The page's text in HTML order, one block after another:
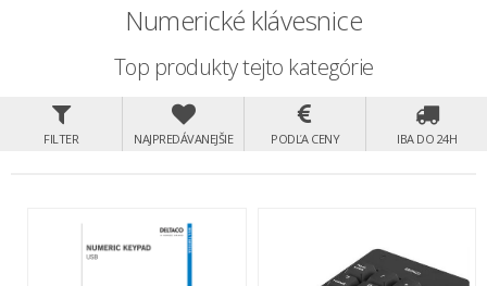
Numerické klávesnice
Top produkty tejto kategórie
FILTER NAJPREDÁVANEJŠIE PODĽA CENY IBA DO 24H